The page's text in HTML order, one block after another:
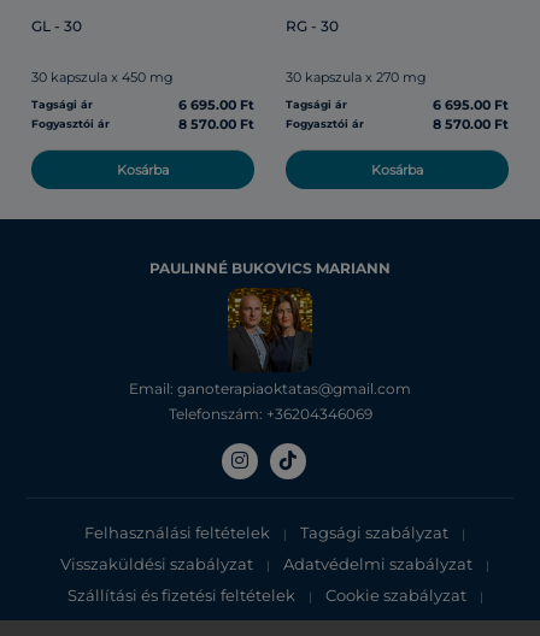
GL - 30
30 kapszula x 450 mg
Tagsági ár 6 695.00 Ft
Fogyasztói ár 8 570.00 Ft
Kosárba
RG - 30
30 kapszula x 270 mg
Tagsági ár 6 695.00 Ft
Fogyasztói ár 8 570.00 Ft
Kosárba
PAULINNÉ BUKOVICS MARIANN
Email: ganoterapiaoktatas@gmail.com
Telefonszám: +36204346069
Felhasználási feltételek | Tagsági szabályzat |
Visszaküldési szabályzat | Adatvédelmi szabályzat |
Szállítási és fizetési feltételek | Cookie szabályzat |
Adatvédelmi tájékoztató